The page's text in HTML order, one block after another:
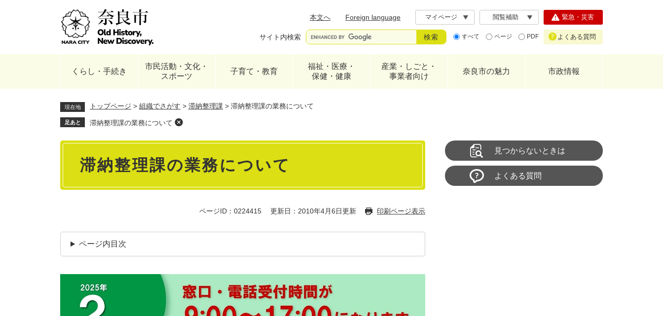
本文へ
Foreign language マイページ 閲覧補助
サイト内検索 すべて ページ PDF
緊急・災害
よくある質問
くらし・手続き
市民活動・文化・
スポーツ
子育て・教育
福祉・医療・
保健・健康
産業・しごと・
事業者向け
奈良市の魅力 市政情報
現在地 トップページ > 組織でさがす > 滞納整理課 > 滞納整理課の業務について
足あと 滞納整理課の業務について
本
滞納整理課の業務について
ページID：0224415 更新日：2010年4月6日更新 印刷ページ表示
ページ内目次
見つからないときは
よくある質問